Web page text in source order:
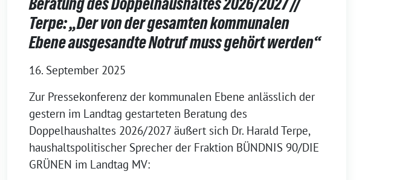
Terpe: „Der von der gesamten kommunalen
Ebene ausgesandte Notruf muss gehört werden“
16. September 2025
Zur Pressekonferenz der kommunalen Ebene anlässlich der
gestern im Landtag gestarteten Beratung des
Doppelhaushaltes 2026/2027 äußert sich Dr. Harald Terpe,
haushaltspolitischer Sprecher der Fraktion BÜNDNIS 90/DIE
GRÜNEN im Landtag MV: